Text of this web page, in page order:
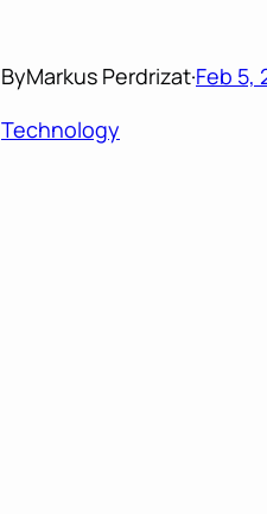
ByMarkus Perdrizat·Feb 5,
Technology